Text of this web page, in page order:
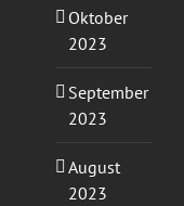
Oktober
2023
September
2023
August
2023